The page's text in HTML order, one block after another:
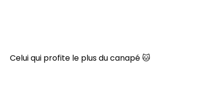
Celui qui profite le plus du canapé 🐱